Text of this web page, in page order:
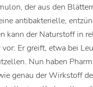
der aus den
antibakterielle,
kann der Naturstoff in
Er greift, etwa bei
Nun haben
genau der Wirkstoff